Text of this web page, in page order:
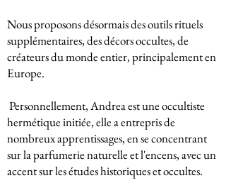
Nous proposons désormais des outils rituels
supplémentaires, des décors occultes, de
créateurs du monde entier, principalement en
Europe.
​ Personnellement, Andrea est une occultiste
hermétique initiée, elle a entrepris de
nombreux apprentissages, en se concentrant
sur la parfumerie naturelle et l'encens, avec un
accent sur les études historiques et occultes.